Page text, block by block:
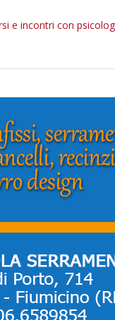
e incontri con